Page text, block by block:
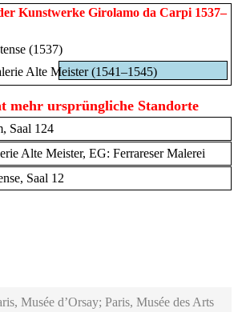
Kunstwerke Girolamo da Carpi 1537–
(1537)
Alte Meister (1541–1545)
mehr ursprüngliche Standorte
Saal 124
Alte Meister, EG: Ferrareser Malerei
Saal 12
Musée d’Orsay; Paris, Musée des Arts